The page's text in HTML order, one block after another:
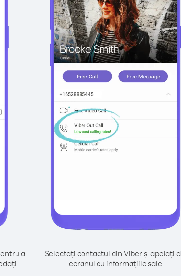
a
Selectați contactul din Viber și apelați
ecranul cu informațiile sale